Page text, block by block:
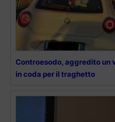
Controesodo, aggredito un
in coda per il traghetto